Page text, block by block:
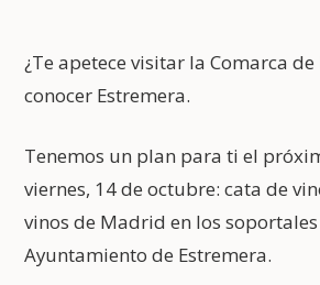
¿Te apetece visitar la Comarca de
conocer Estremera.
Tenemos un plan para ti el
viernes, 14 de octubre: cata de
vinos de Madrid en los
Ayuntamiento de Estremera.